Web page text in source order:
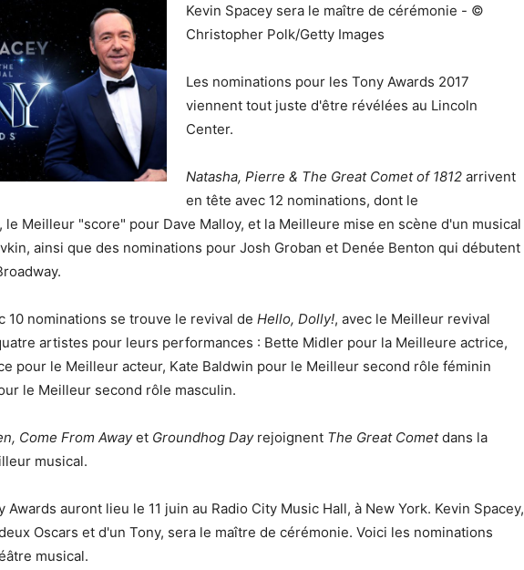
Kevin Spacey sera le maître de cérémonie - ©
Christopher Polk/Getty Images
Les nominations pour les Tony Awards 2017
viennent tout juste d'être révélées au Lincoln
Center.
Natasha, Pierre & The Great Comet of 1812 arrivent
en tête avec 12 nominations, dont le
le Meilleur "score" pour Dave Malloy, et la Meilleure mise en scène d'un musical
ainsi que des nominations pour Josh Groban et Denée Benton qui débutent
10 nominations se trouve le revival de Hello, Dolly!, avec le Meilleur revival
artistes pour leurs performances : Bette Midler pour la Meilleure actrice,
pour le Meilleur acteur, Kate Baldwin pour le Meilleur second rôle féminin
le Meilleur second rôle masculin.
Come From Awayet Groundhog Day rejoignent The Great Cometdans la
musical.
Awards auront lieu le 11 juin au Radio City Music Hall, à New York. Kevin Spacey,
Oscars et d'un Tony, sera le maître de cérémonie. Voici les nominations
musical.